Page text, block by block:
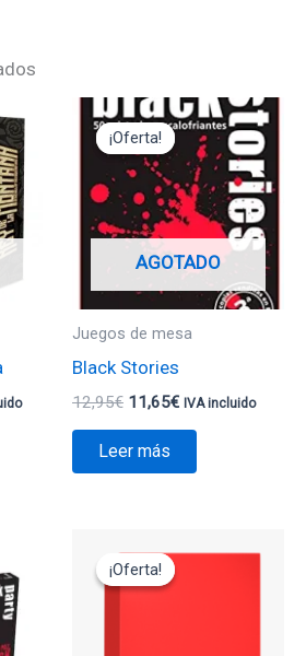
¡Oferta!
AGOTADO
¡Oferta!
Juegos de mesa
Black Stories
12,95€
El
precio
original
era:
12,95€.
11,65€
El
precio
actual
es:
11,65€.
IVA incluido
Leer más
¡Oferta!
¡Oferta!
precio
original
precio